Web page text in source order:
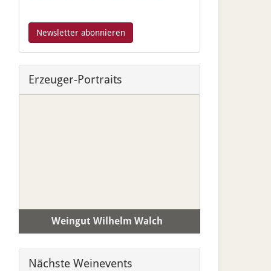
Erzeuger-Portraits
Weingut Wilhelm Walch
Nächste Weinevents